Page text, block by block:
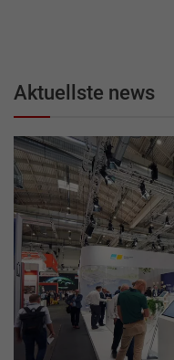
Aktuellste news